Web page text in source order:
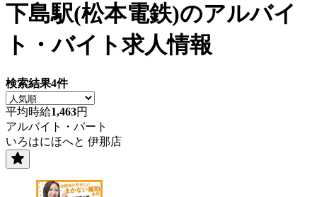
下島駅(松本電鉄)のアルバイ
ト・バイト求人情報
検索結果4件
平均時給1,463円
アルバイト・パート
いろはにほへと 伊那店